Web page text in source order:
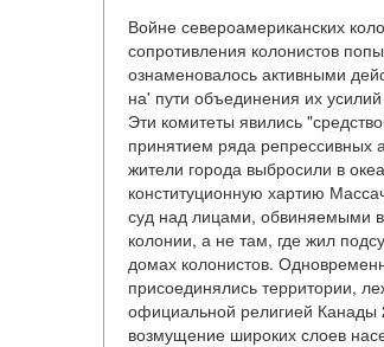
Войне североамериканских
сопротивления колонистов
ознаменовалось активными
на' пути объединения их
Эти комитеты явились
принятием ряда репрессивных
жители города выбросили в
конституционную хартию
суд над лицами, обвиняемыми в
колонии, а не там, где жил
домах колонистов.
присоединялись территории,
официальной религией Канады
возмущение широких слоев